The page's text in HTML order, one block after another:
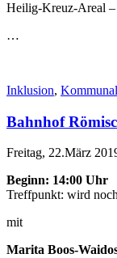
Heilig-Kreuz-Areal –
…
Inklusion,
Bahnhof
Freitag, 22.März
Beginn: 14:00 Uhr
Treffpunkt: wird
mit
Marita Boos-